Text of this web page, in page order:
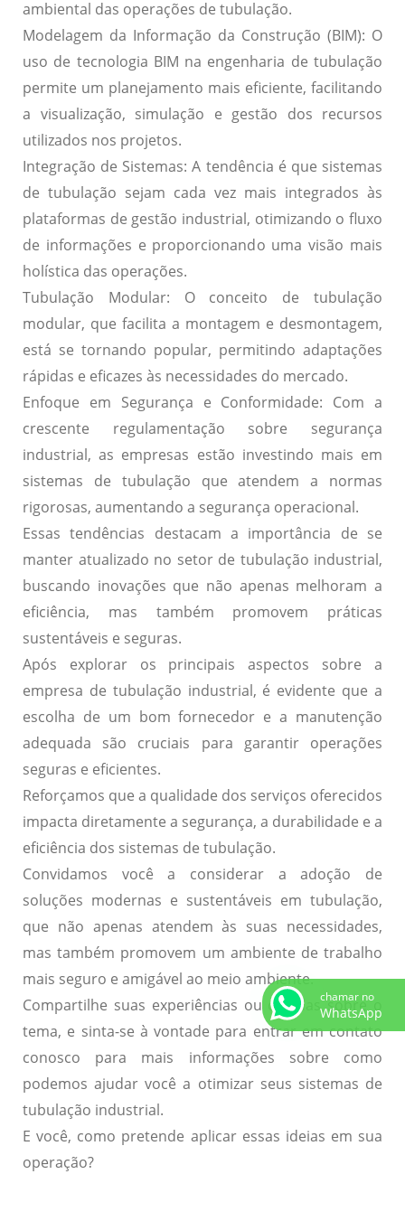
ambiental das operações de tubulação.
Modelagem da Informação da Construção (BIM): O
uso de tecnologia BIM na engenharia de tubulação
permite um planejamento mais eficiente, facilitando
a visualização, simulação e gestão dos recursos
utilizados nos projetos.
Integração de Sistemas: A tendência é que sistemas
de tubulação sejam cada vez mais integrados às
plataformas de gestão industrial, otimizando o fluxo
de informações e proporcionando uma visão mais
holística das operações.
Tubulação Modular: O conceito de tubulação
modular, que facilita a montagem e desmontagem,
está se tornando popular, permitindo adaptações
rápidas e eficazes às necessidades do mercado.
Enfoque em Segurança e Conformidade: Com a
crescente regulamentação sobre segurança
industrial, as empresas estão investindo mais em
sistemas de tubulação que atendem a normas
rigorosas, aumentando a segurança operacional.
Essas tendências destacam a importância de se
manter atualizado no setor de tubulação industrial,
buscando inovações que não apenas melhoram a
eficiência, mas também promovem práticas
sustentáveis e seguras.
Após explorar os principais aspectos sobre a
empresa de tubulação industrial, é evidente que a
escolha de um bom fornecedor e a manutenção
adequada são cruciais para garantir operações
seguras e eficientes.
Reforçamos que a qualidade dos serviços oferecidos
impacta diretamente a segurança, a durabilidade e a
eficiência dos sistemas de tubulação.
Convidamos você a considerar a adoção de
soluções modernas e sustentáveis em tubulação,
que não apenas atendem às suas necessidades,
mas também promovem um ambiente de trabalho
mais seguro e amigável ao meio ambiente.
Compartilhe suas experiências ou dúvidas sobre o
tema, e sinta-se à vontade para entrar em contato
conosco para mais informações sobre como
podemos ajudar você a otimizar seus sistemas de
tubulação industrial.
E você, como pretende aplicar essas ideias em sua
operação?
chamar no
WhatsApp